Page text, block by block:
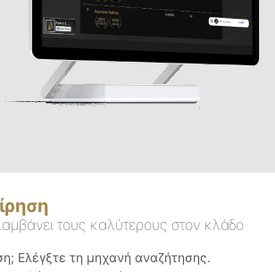
τους καλύτερους στον κλάδο
Ελέγξτε τη μηχανή αναζήτησης.